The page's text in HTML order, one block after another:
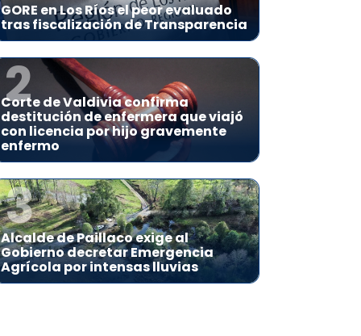
GORE en Los Ríos el peor evaluado
tras fiscalización de Transparencia
2
Corte de Valdivia confirma
destitución de enfermera que viajó
con licencia por hijo gravemente
enfermo
3
Alcalde de Paillaco exige al
Gobierno decretar Emergencia
Agrícola por intensas lluvias